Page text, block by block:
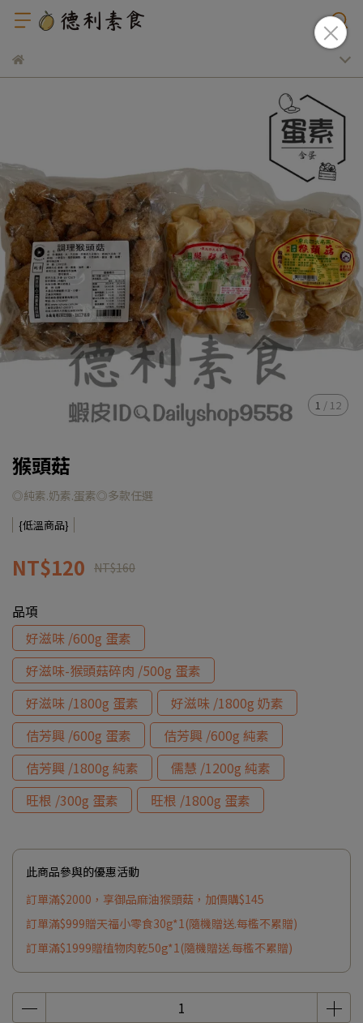
1 / 12
猴頭菇
◎純素.奶素.蛋素◎多款任選
{低溫商品}
NT$120 NT$160
品項
好滋味 /600g 蛋素
好滋味-猴頭菇碎肉 /500g 蛋素
好滋味 /1800g 蛋素
好滋味 /1800g 奶素
佶芳興 /600g 蛋素
佶芳興 /600g 純素
佶芳興 /1800g 純素
儒慧 /1200g 純素
旺根 /300g 蛋素
旺根 /1800g 蛋素
此商品參與的優惠活動
訂單滿$2000，享御品麻油猴頭菇，加價購$145
訂單滿$999贈天福小零食30g*1(隨機贈送.每檻不累贈)
訂單滿$1999贈植物肉乾50g*1(隨機贈送.每檻不累贈)